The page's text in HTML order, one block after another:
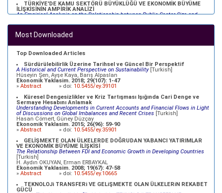
TÜRKİYE'DE KAMU SEKTÖRÜ BÜYÜKLÜĞÜ VE EKONOMİK BÜYÜME
İLİŞKİSİNİN AMPİRİK ANALİZİ
An Empirical Analysis on the Relationship between Public Sector Size and
Ömer Faruk ALTUNÇ, Celil AYDIN
Ekonomik Yaklasim. 2012; 23(82): 79-98
»Abstract » doi:
TÜRKİYE EKONOMİSİ İÇİN NAIRU TAHMİNİ
NAIRU Estimation for the Turkish Economy
Ekonomik Yaklasim. 2012; 23(83): 69-91
» Abstract » doi:10.5455/ey.34098
Most Downloaded
Top Downloaded Articles
Sürdürülebilirlik Üzerine Tarihsel ve Güncel Bir Perspektif
A Historical and Current Perspective on Sustainability[Turkish]
Hüseyin Şen, Ayşe Kaya, Barış Alpaslan
Ekonomik Yaklasim. 2018; 29(107): 1-47
» Abstract » doi: 10.5455/ey.39101
Küresel Dengesizlikler ve Kriz Tartışması Işığında Cari Denge ve
Sermaye Hesabını Anlamak
Understanding Developments in Current Accounts and Financial Flows in Light
of Discussions on Global Imbalances and Recent Crises [Turkish]
Hasan Cömert, Güney Düzçay
Ekonomik Yaklasim. 2015; 26(96): 59-90
» Abstract » doi: 10.5455/ey.35901
GELİŞMEKTE OLAN ÜLKELERDE DOĞRUDAN YABANCI YATIRIMLAR
VE EKONOMİK BÜYÜME İLİŞKİSİ
The Relationship Between FDI and Economic Growth in Developing Countries
[Turkish]
H. Aydın OKUYAN, Erman ERBAYKAL
Ekonomik Yaklasim. 2008; 19(67): 47-58
» Abstract » doi: 10.5455/ey.10665
TEKNOLOJi TRANSFERi VE GELiŞMEKTE OLAN ÜLKELERiN REKABET
GÜCÜ